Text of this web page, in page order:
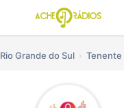
Rio Grande do Sul Tenente